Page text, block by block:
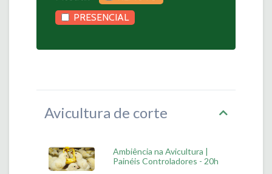
PRESENCIAL
Avicultura de corte
Ambiência na Avicultura |
Painéis Controladores - 20h